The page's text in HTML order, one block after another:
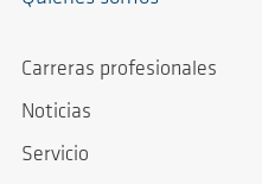
Carreras profesionales
Noticias
Servicio